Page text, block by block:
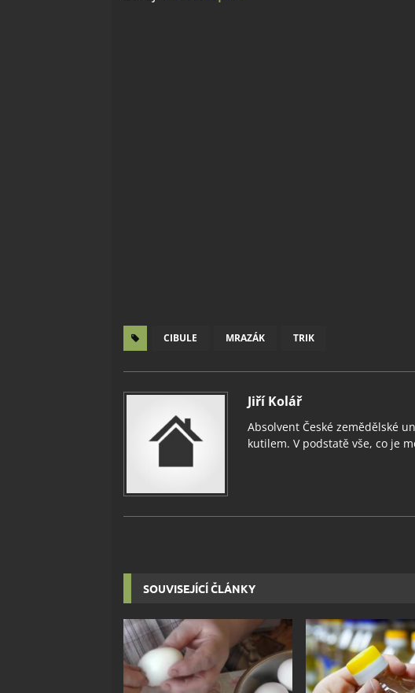
CIBULE MRAZÁK TRIK
Jiří Kolář
Absolvent České zemědělské
kutilem. V podstatě vše, co je
SOUVISEJÍCÍ ČLÁNKY